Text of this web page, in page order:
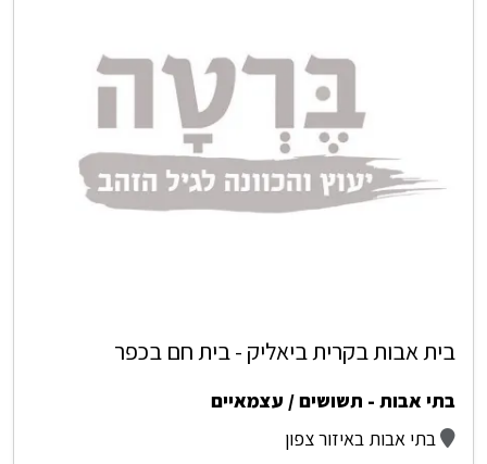
בית אבות בקרית ביאליק - בית חם בכפר
בתי אבות - תשושים / עצמאיים
בתי אבות באיזור צפון